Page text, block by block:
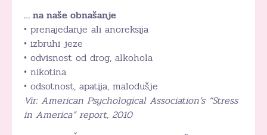
… na naše obnašanje
• prenajedanje ali anoreksija
• izbruhi jeze
• odvisnost od drog, alkohola
• nikotina
• odsotnost, apatija, malodušje
Vir: American Psychological Association’s “Stress
in America” report, 2010